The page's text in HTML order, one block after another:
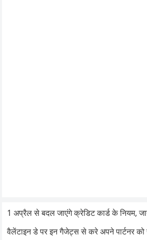
1 अप्रैल से बदल जाएंगे क्रेडिट कार्ड के नियम,
वैलेंटाइन डे पर इन गैजेट्स से करे अपने पार्टनर